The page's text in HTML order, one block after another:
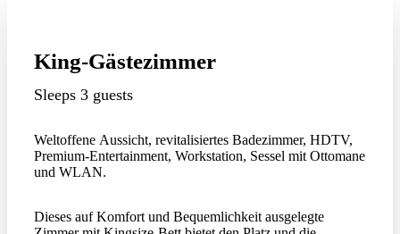
King-Gästezimmer
Sleeps 3 guests
Weltoffene Aussicht, revitalisiertes Badezimmer, HDTV,
Premium-Entertainment, Workstation, Sessel mit Ottomane
und WLAN.
Dieses auf Komfort und Bequemlichkeit ausgelegte